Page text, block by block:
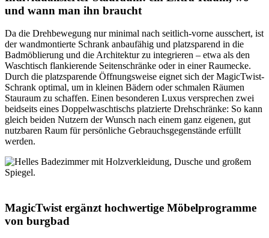
und wann man ihn braucht
Da die Drehbewegung nur minimal nach seitlich-vorne ausschert, ist
der wandmontierte Schrank anbaufähig und platzsparend in die
Badmöblierung und die Architektur zu integrieren – etwa als den
Waschtisch flankierende Seitenschränke oder in einer Raumecke.
Durch die platzsparende Öffnungsweise eignet sich der MagicTwist-
Schrank optimal, um in kleinen Bädern oder schmalen Räumen
Stauraum zu schaffen. Einen besonderen Luxus versprechen zwei
beidseits eines Doppelwaschtischs platzierte Drehschränke: So kann
gleich beiden Nutzern der Wunsch nach einem ganz eigenen, gut
nutzbaren Raum für persönliche Gebrauchsgegenstände erfüllt
werden.
MagicTwist ergänzt hochwertige Möbelprogramme
von burgbad